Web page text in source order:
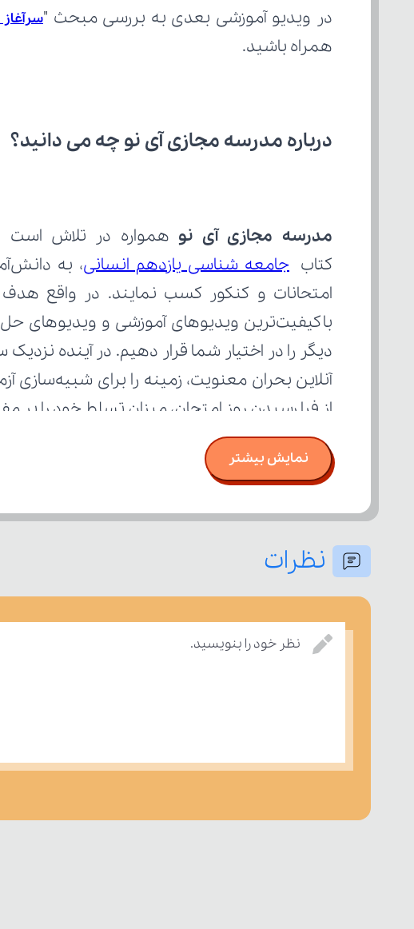
در ویدیو آموزشی بعدی به بررسی مبحث "سرآغاز
همراه باشید.
درباره مدرسه مجازی آی نو چه می‌ دانید؟
مدرسه مجازی آی نو
کتاب جامعه شناسی یازدهم انسانی
از فرا رسیدن روز امتحان، میزان تسلط خود را بر
نمایش بیشتر
نظرات
نظر خود را بنویسید.